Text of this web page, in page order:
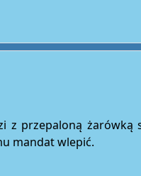
z przepaloną żarówką
mandat wlepić.